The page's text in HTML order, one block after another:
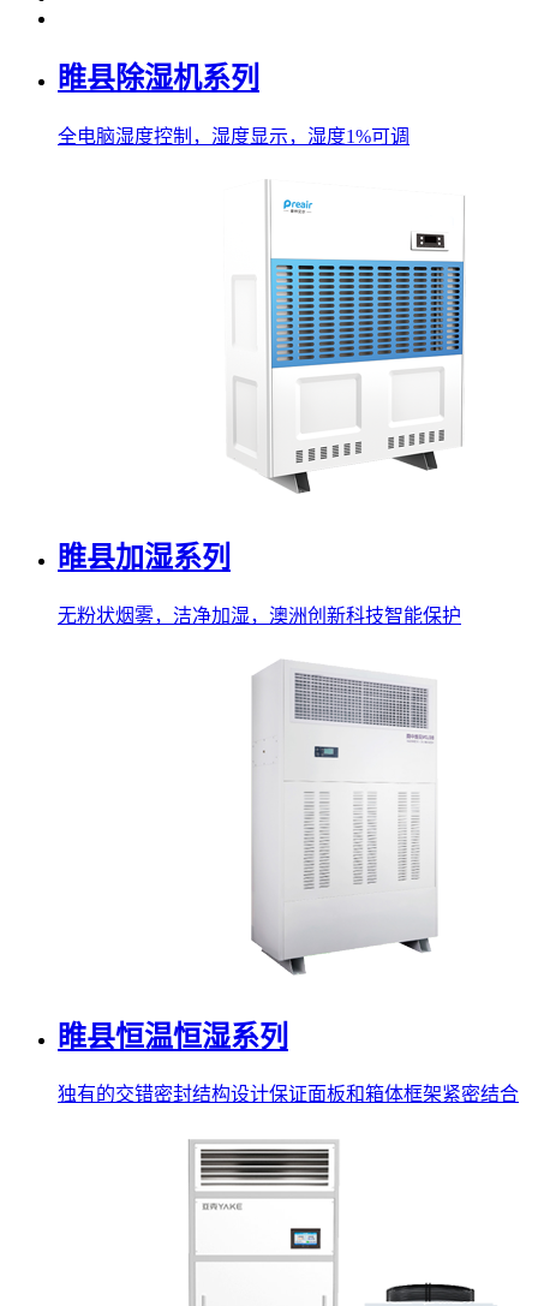
睢县除湿机系列
全电脑湿度控制，湿度显示，湿度1%可调
睢县加湿系列
无粉状烟雾，洁净加湿，澳洲创新科技智能保护
睢县恒温恒湿系列
独有的交错密封结构设计保证面板和箱体框架紧密结合